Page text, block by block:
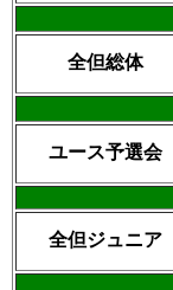
全但総体
ユース予選会
全但ジュニア